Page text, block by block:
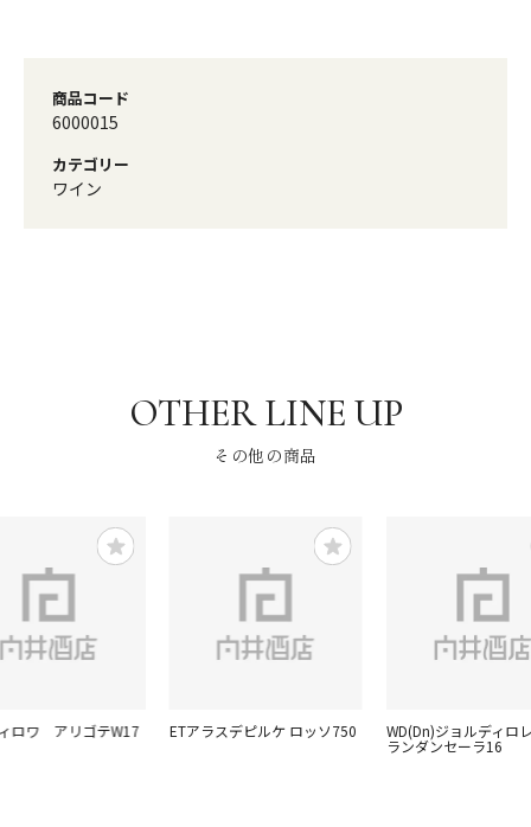
商品コード
6000015
カテゴリー
ワイン
その他の商品
ロワ アリゴテW17 ETアラスデピルケ ロッソ750 WD(Dn)ジョルディロ
ランダンセーラ16